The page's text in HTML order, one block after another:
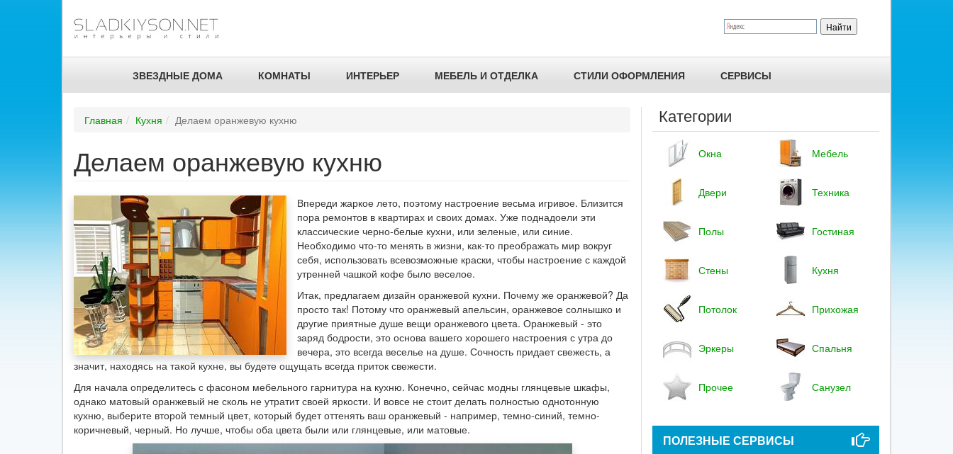
ЗВЕЗДНЫЕ ДОМА КОМНАТЫ ИНТЕРЬЕР МЕБЕЛЬ И ОТДЕЛКА СТИЛИ ОФОРМЛЕНИЯ СЕРВИСЫ
Главная Кухня Делаем оранжевую кухню
Делаем оранжевую кухню
Впереди жаркое лето, поэтому настроение весьма игривое. Близится
пора ремонтов в квартирах и своих домах. Уже поднадоели эти
классические черно-белые кухни, или зеленые, или синие.
Необходимо что-то менять в жизни, как-то преображать мир вокруг
себя, использовать всевозможные краски, чтобы настроение с каждой
утренней чашкой кофе было веселое.
Итак, предлагаем дизайн оранжевой кухни. Почему же оранжевой? Да
просто так! Потому что оранжевый апельсин, оранжевое солнышко и
другие приятные душе вещи оранжевого цвета. Оранжевый - это
заряд бодрости, это основа вашего хорошего настроения с утра до
вечера, это всегда веселье на душе. Сочность придает свежесть, а
значит, находясь на такой кухне, вы будете ощущать всегда приток свежести.
Для начала определитесь с фасоном мебельного гарнитура на кухню. Конечно, сейчас модны глянцевые шкафы,
однако матовый оранжевый не сколь не утратит своей яркости. И вовсе не стоит делать полностью однотонную
кухню, выберите второй темный цвет, который будет оттенять ваш оранжевый - например, темно-синий, темно-
коричневый, черный. Но лучше, чтобы оба цвета были или глянцевые, или матовые.
Категории
Окна Мебель
Двери Техника
Полы Гостиная
Стены Кухня
Потолок Прихожая
Эркеры Спальня
Прочее Санузел
ПОЛЕЗНЫЕ СЕРВИСЫ